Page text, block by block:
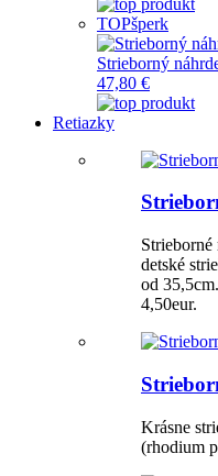
TOPšperk
Strieborný
47,80 €
Retiazky
Strieborné
detské
od
4,50eur.
Krásne
(rhodium